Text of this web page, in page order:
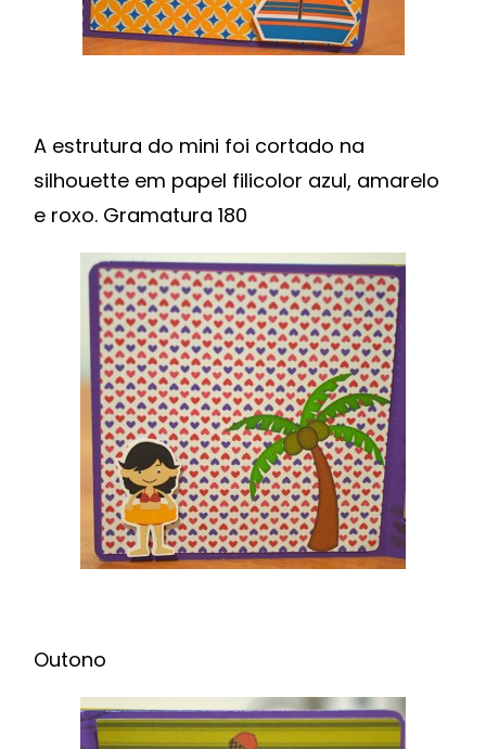
A estrutura do mini foi cortado na
silhouette em papel filicolor azul, amarelo
e roxo. Gramatura 180
Outono